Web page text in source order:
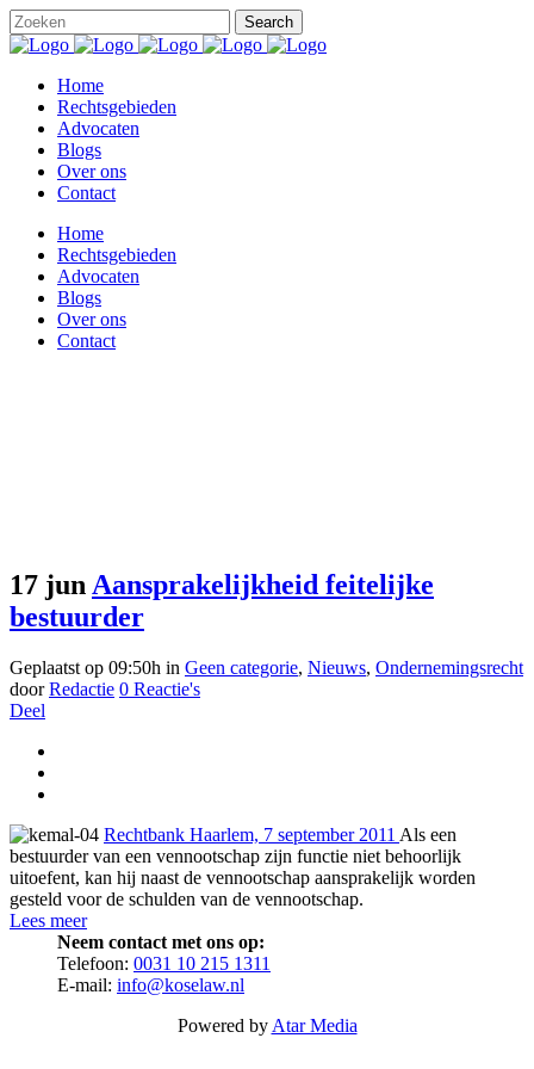
Home
Rechtsgebieden
Advocaten
Blogs
Over ons
Contact
Home
Rechtsgebieden
Advocaten
Blogs
Over ons
Contact
17 jun Aansprakelijkheid feitelijke
bestuurder
Geplaatst op 09:50h in Geen categorie, Nieuws, Ondernemingsrecht
doorRedactie 0 Reactie's
Deel
Rechtbank Haarlem, 7 september 2011 Als een
bestuurder van een vennootschap zijn functie niet behoorlijk
uitoefent, kan hij naast de vennootschap aansprakelijk worden
gesteld voor de schulden van de vennootschap.
Lees meer
Neem contact met ons op:
Telefoon: 0031 10 215 1311
E-mail: info@koselaw.nl
Powered by Atar Media